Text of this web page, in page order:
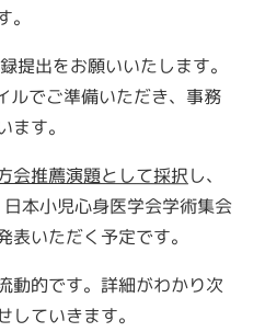
出をお願いいたします。
ルでご準備いただき、事務
す。
会推薦演題として採択し、
本小児心身医学会学術集会
いただく予定です。
動的です。詳細がわかり次
ていきます。